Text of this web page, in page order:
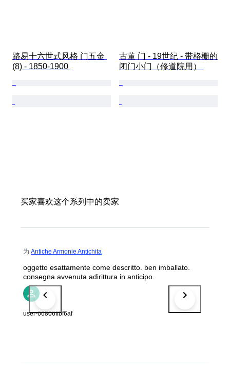
路易十六世式风格 门五金
(8) - 1850-1900
古董 门 - 19世纪 - 带格栅的
闭门小门（修道院用）
买家喜欢这个系列中的卖家
为 Antiche Armonie Antichita
oggetto esattamente come descritto. ben imballato.
consegna avvenuta adirittura in anticipo.
user-66806ffbf6af